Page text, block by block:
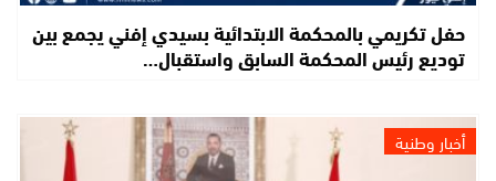
حفل تكريمي بالمحكمة الابتدائية بسيدي إفني يجمع بين
توديع رئيس المحكمة السابق واستقبال…
أخبار وطنية